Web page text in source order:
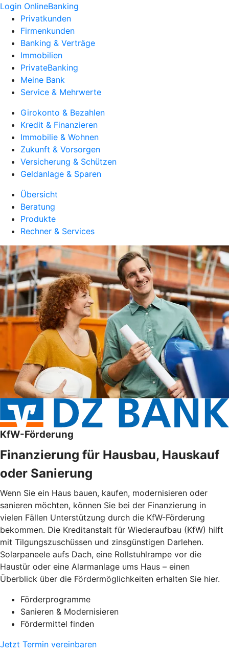
Login OnlineBanking
Privatkunden
Firmenkunden
Banking & Verträge
Immobilien
PrivateBanking
Meine Bank
Service & Mehrwerte
Girokonto & Bezahlen
Kredit & Finanzieren
Immobilie & Wohnen
Zukunft & Vorsorgen
Versicherung & Schützen
Geldanlage & Sparen
Übersicht
Beratung
Produkte
Rechner & Services
KfW-Förderung
Finanzierung für Hausbau, Hauskauf
oder Sanierung
Wenn Sie ein Haus bauen, kaufen, modernisieren oder
sanieren möchten, können Sie bei der Finanzierung in
vielen Fällen Unterstützung durch die KfW-Förderung
bekommen. Die Kreditanstalt für Wiederaufbau (KfW) hilft
mit Tilgungszuschüssen und zinsgünstigen Darlehen.
Solarpaneele aufs Dach, eine Rollstuhlrampe vor die
Haustür oder eine Alarmanlage ums Haus – einen
Überblick über die Fördermöglichkeiten erhalten Sie hier.
Förderprogramme
Sanieren & Modernisieren
Fördermittel finden
Jetzt Termin vereinbaren